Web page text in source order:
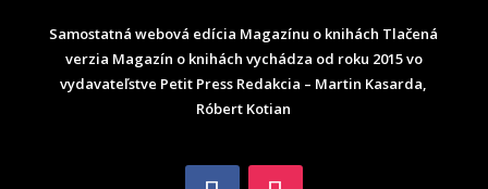
Samostatná webová edícia Magazínu o knihách Tlačená
verzia Magazín o knihách vychádza od roku 2015 vo
vydavateľstve Petit Press Redakcia – Martin Kasarda,
Róbert Kotian